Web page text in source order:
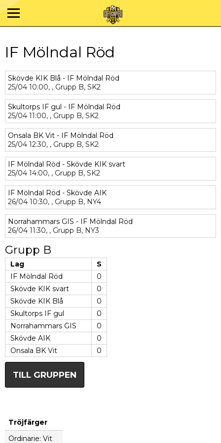
IF Mölndal Röd
Skövde KIK Blå - IF Mölndal Röd
25/04 10:00, , Grupp B, SK2
Skultorps IF gul - IF Mölndal Röd
25/04 11:00, , Grupp B, SK2
Onsala BK Vit - IF Mölndal Röd
25/04 12:30, , Grupp B, SK2
IF Mölndal Röd - Skövde KIK svart
25/04 14:00, , Grupp B, SK2
IF Mölndal Röd - Skövde AIK
26/04 10:30, , Grupp B, NY4
Norrahammars GIS - IF Mölndal Röd
26/04 11:30, , Grupp B, NY3
Grupp B
Lag
S
IF Mölndal Röd
0
Skövde KIK svart
0
Skövde KIK Blå
0
Skultorps IF gul
0
Norrahammars GIS
0
Skövde AIK
0
Onsala BK Vit
0
TILL GRUPPEN
Tröjfärger
Ordinarie: Vit